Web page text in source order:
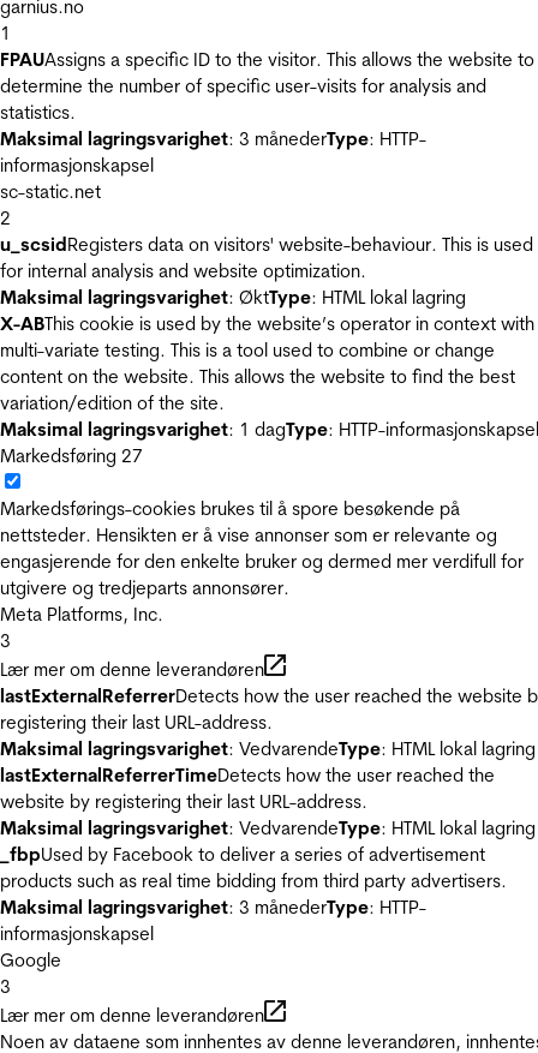
garnius.no
1
FPAUAssigns a specific ID to the visitor. This allows the website to
determine the number of specific user-visits for analysis and
statistics.
Maksimal lagringsvarighet: 3 månederType: HTTP-
informasjonskapsel
sc-static.net
2
u_scsidRegisters data on visitors' website-behaviour. This is used
for internal analysis and website optimization.
Maksimal lagringsvarighet: ØktType: HTML lokal lagring
X-ABThis cookie is used by the website’s operator in context with
multi-variate testing. This is a tool used to combine or change
content on the website. This allows the website to find the best
variation/edition of the site.
Maksimal lagringsvarighet: 1 dagType: HTTP-informasjonskapsel
Markedsføring 27
Markedsførings-cookies brukes til å spore besøkende på
nettsteder. Hensikten er å vise annonser som er relevante og
engasjerende for den enkelte bruker og dermed mer verdifull for
utgivere og tredjeparts annonsører.
Meta Platforms, Inc.
3
Lær mer om denne leverandøren
lastExternalReferrerDetects how the user reached the website
registering their last URL-address.
Maksimal lagringsvarighet: VedvarendeType: HTML lokal lagring
lastExternalReferrerTimeDetects how the user reached the
website by registering their last URL-address.
Maksimal lagringsvarighet: VedvarendeType: HTML lokal lagring
_fbpUsed by Facebook to deliver a series of advertisement
products such as real time bidding from third party advertisers.
Maksimal lagringsvarighet: 3 månederType: HTTP-
informasjonskapsel
Google
3
Lær mer om denne leverandøren
Noen av dataene som innhentes av denne leverandøren,